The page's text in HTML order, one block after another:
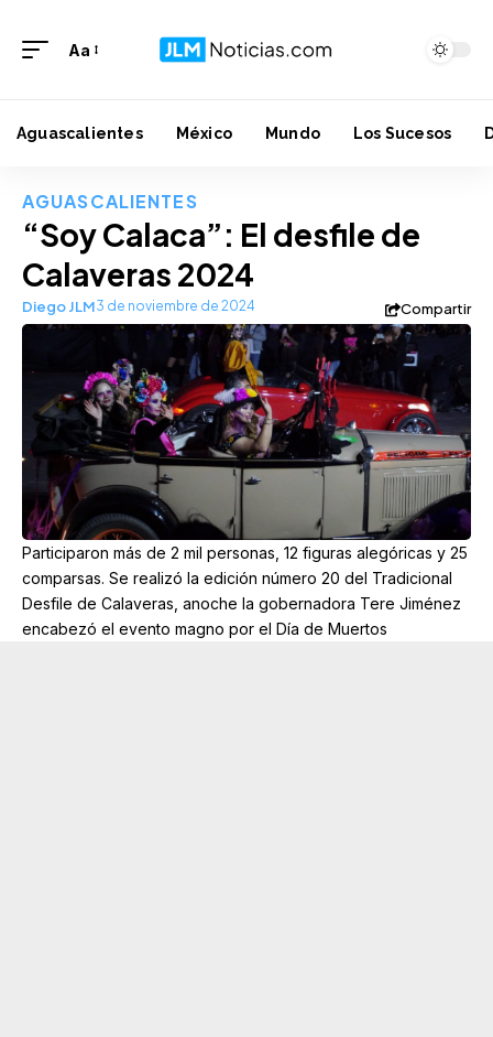
Aa
Aguascalientes México Mundo Los Sucesos
AGUASCALIENTES
“Soy Calaca”: El desfile de
Calaveras 2024
Diego JLM3 de noviembre de 2024 Compartir
Participaron más de 2 mil personas, 12 figuras alegóricas y 25
comparsas. Se realizó la edición número 20 del Tradicional
Desfile de Calaveras, anoche la gobernadora Tere Jiménez
encabezó el evento magno por el Día de Muertos